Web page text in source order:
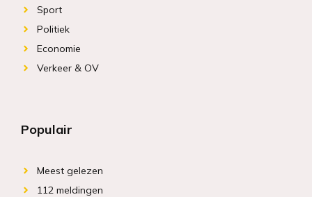
Sport
Politiek
Economie
Verkeer & OV
Populair
Meest gelezen
112 meldingen